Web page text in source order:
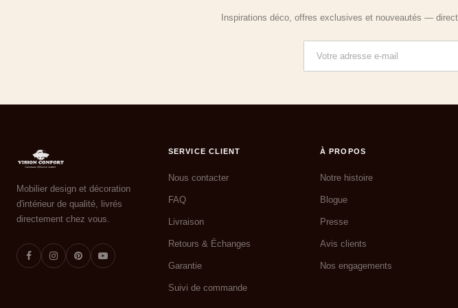
Inspirations déco, offres exclusives et nouveautés —
Mobilier design et décoration
d'intérieur de qualité, livrés
directement chez vous.
SERVICE CLIENT
Nous contacter
FAQ
Livraison
Retours & Échanges
Garantie
Suivi de commande
À PROPOS
Notre histoire
Blogue
Presse
Avis clients
Nos engagements